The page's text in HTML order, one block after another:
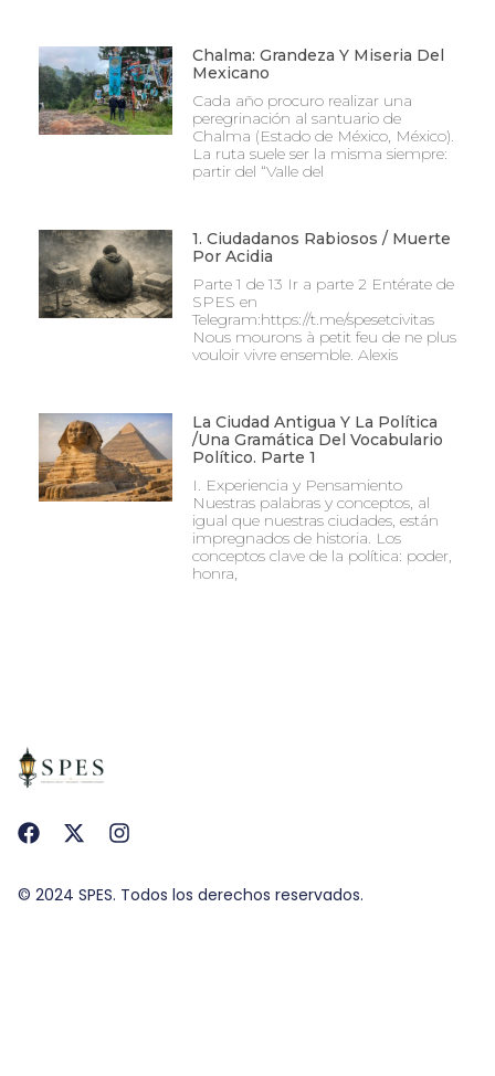
Chalma: Grandeza Y Miseria Del
Mexicano
Cada año procuro realizar una
peregrinación al santuario de
Chalma (Estado de México, México).
La ruta suele ser la misma siempre:
partir del “Valle del
1. Ciudadanos Rabiosos / Muerte
Por Acidia
Parte 1 de 13 Ir a parte 2 Entérate de
SPES en
Telegram:https://t.me/spesetcivitas
Nous mourons à petit feu de ne plus
vouloir vivre ensemble. Alexis
La Ciudad Antigua Y La Política
/Una Gramática Del Vocabulario
Político. Parte 1
I. Experiencia y Pensamiento
Nuestras palabras y conceptos, al
igual que nuestras ciudades, están
impregnados de historia. Los
conceptos clave de la política: poder,
honra,
© 2024 SPES. Todos los derechos reservados.